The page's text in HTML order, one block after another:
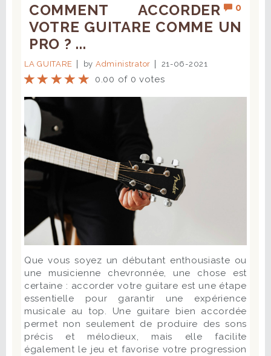
0
COMMENT ACCORDER
VOTRE GUITARE COMME UN
PRO ? ...
LA GUITARE by Administrator 21-06-2021
0.00 of 0 votes
Que vous soyez un débutant enthousiaste ou
une musicienne chevronnée, une chose est
certaine : accorder votre guitare est une étape
essentielle pour garantir une expérience
musicale au top. Une guitare bien accordée
permet non seulement de produire des sons
précis et mélodieux, mais elle facilite
également le jeu et favorise votre progression